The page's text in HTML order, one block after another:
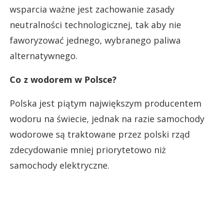
wsparcia ważne jest zachowanie zasady
neutralności technologicznej, tak aby nie
faworyzować jednego, wybranego paliwa
alternatywnego.
Co z wodorem w Polsce?
Polska jest piątym największym producentem
wodoru na świecie, jednak na razie samochody
wodorowe są traktowane przez polski rząd
zdecydowanie mniej priorytetowo niż
samochody elektryczne.